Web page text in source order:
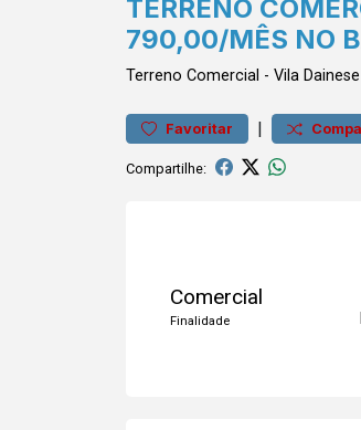
TERRENO
790,00/MÊS NO
Terreno Comercial - Vila Dainese
Favoritar |
Compartilhe:
Comercial
Finalidade